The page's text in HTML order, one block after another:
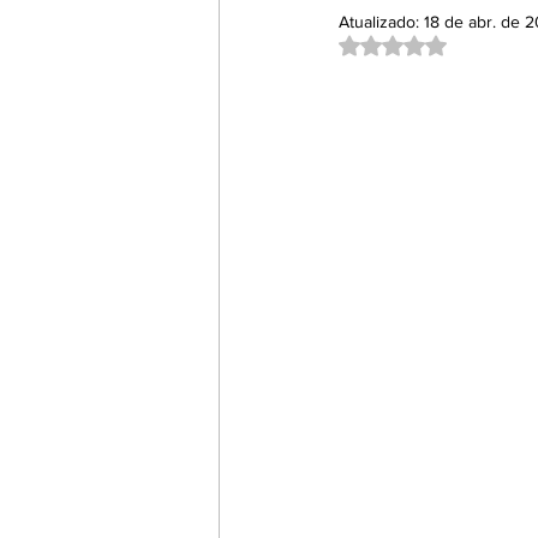
Empreendedorismo e Inovação
Atualizado: 18 de abr. de
Avaliado com NaN